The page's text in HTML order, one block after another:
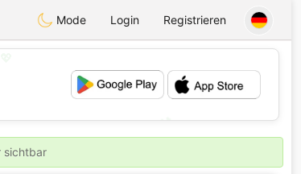
Mode Login Registrieren
sichtbar